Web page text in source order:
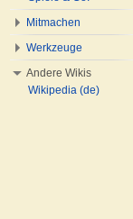
Mitmachen
Werkzeuge
Andere Wikis
Wikipedia (de)